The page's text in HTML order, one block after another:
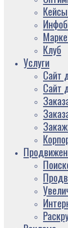
Клуб
Услуги
Сайт
Сайт